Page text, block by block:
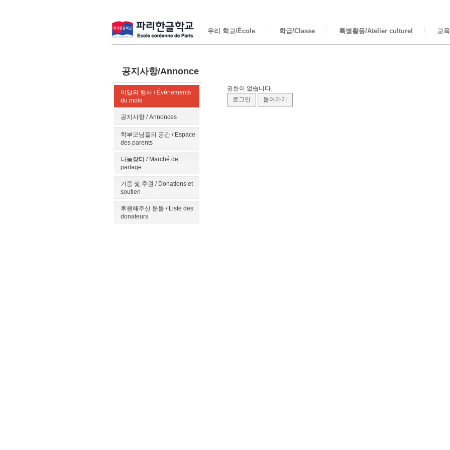
우리 학교/École 학급/Classe 특별활동/Atelier culturel 교
공지사항/Annonce
이달의 행사 / Événements
du mois
공지사항 / Annonces
학부모님들의 공간 / Espace
des parents
나눔장터 / Marché de
partage
기증 및 후원 / Donations et
soutien
후원해주신 분들 / Liste des
donateurs
권한이 없습니다.
로그인
돌아가기